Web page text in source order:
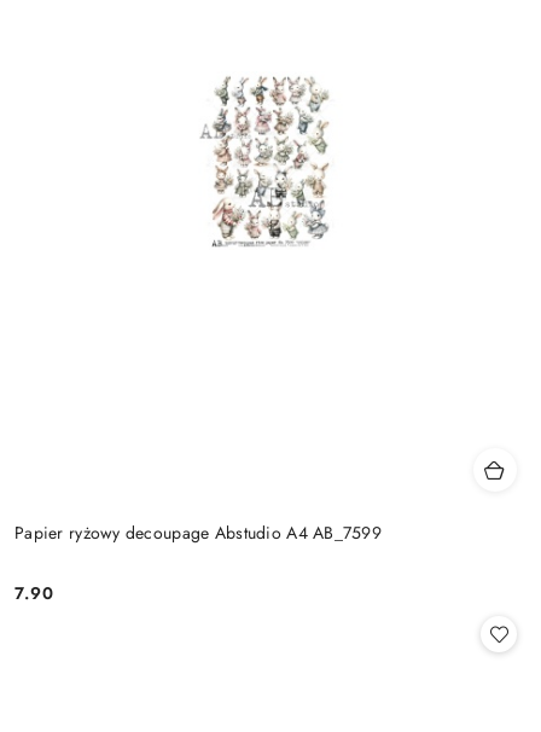
Papier ryżowy decoupage Abstudio A4 AB_7599
Cena:
7.90